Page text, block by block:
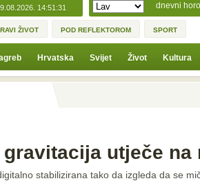
14:51:31 dnevni
ŽIVOT POD REFLEKTOROM SPORT
Hrvatska Svijet Život Kultura
gravitacija utječe na
stabilizirana tako da izgleda da se